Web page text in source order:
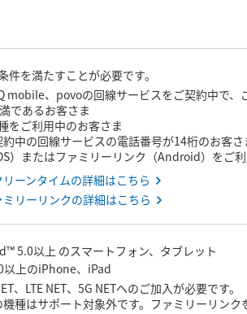
件を満たすことが必要です。
mobile、povoの回線サービスをご契約中で
であるお客さま
をご利用中のお客さま
約中の回線サービスの電話番号が14桁のお客
）またはファミリーリンク（Android）をご利
リーンタイムの詳細はこちら
ミリーリンクの詳細はこちら
5.0以上 のスマートフォン、タブレット
以上のiPhone、iPad
、LTE NET、5G NETへのご加入が必要です。
種はサポート対象外です。ファミリーリンク